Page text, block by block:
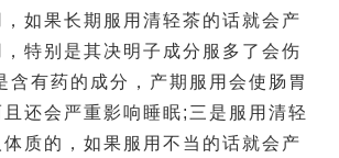
如果长期服用清轻茶的话就会产
特别是其决明子成分服多了会伤
含有药的成分，产期服用会使肠胃
还会严重影响睡眠;三是服用清轻
质的，如果服用不当的话就会产